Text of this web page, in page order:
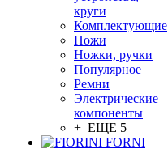
круги
Комплектующие
Ножи
Ножки, ручки
Популярное
Ремни
Электрические
компоненты
+ ЕЩЕ 5